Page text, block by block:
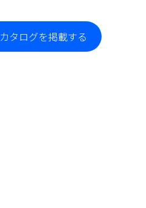
カタログを掲載する